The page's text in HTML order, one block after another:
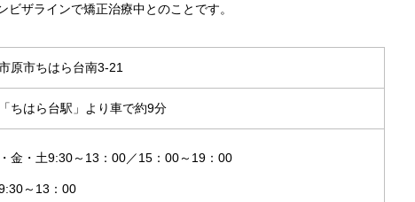
ザラインで矯正治療中とのことです。
原市ちはら台南3-21
ちはら台駅」より車で約9分
金・土9:30～13：00／15：00～19：00
～13：00